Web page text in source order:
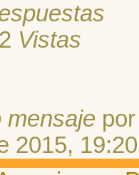
Vistas
mensaje
2015, 19:20